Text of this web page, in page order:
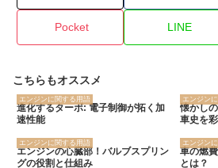
Pocket LINE
こちらもオススメ
エンジンに関する用語
進化するターボ: 電子制御が拓く加
速性能
エンジン
懐かし
車史を
エンジンに関する用語
エンジンの心臓部！バルブスプリン
グの役割と仕組み
エンジン
車の燃
とは？